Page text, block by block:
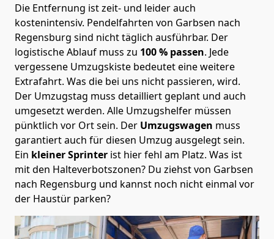
Die Entfernung ist zeit- und leider auch
kostenintensiv. Pendelfahrten von Garbsen nach
Regensburg sind nicht täglich ausführbar. Der
logistische Ablauf muss zu 100 % passen. Jede
vergessene Umzugskiste bedeutet eine weitere
Extrafahrt. Was die bei uns nicht passieren, wird.
Der Umzugstag muss detailliert geplant und auch
umgesetzt werden. Alle Umzugshelfer müssen
pünktlich vor Ort sein. Der Umzugswagen muss
garantiert auch für diesen Umzug ausgelegt sein.
Ein kleiner Sprinter ist hier fehl am Platz. Was ist
mit den Halteverbotszonen? Du ziehst von Garbsen
nach Regensburg und kannst noch nicht einmal vor
der Haustür parken?